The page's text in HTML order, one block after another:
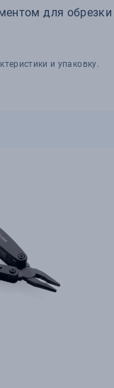
для обрезки
и упаковку.